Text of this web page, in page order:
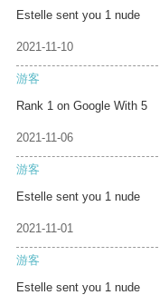
Estelle sent you 1 nude
2021-11-10
游客
Rank 1 on Google With 5
2021-11-06
游客
Estelle sent you 1 nude
2021-11-01
游客
Estelle sent you 1 nude